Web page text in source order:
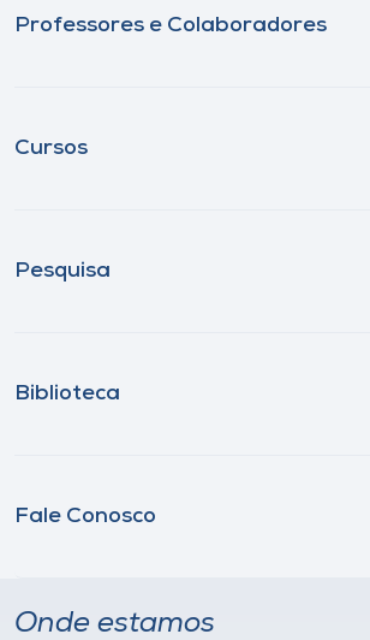
Professores e Colaboradores
Cursos
Pesquisa
Biblioteca
Fale Conosco
Onde estamos